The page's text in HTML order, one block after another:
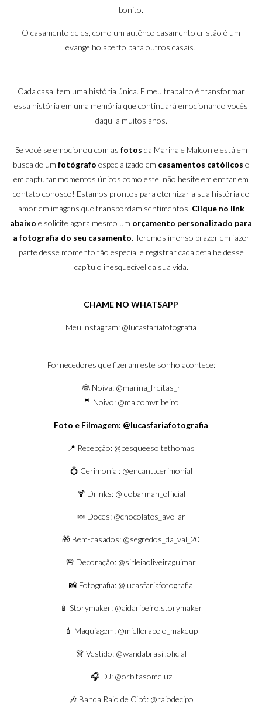
bonito.
O casamento deles, como um autênco casamento cristão é um
evangelho aberto para outros casais!
Cada casal tem uma história única. E meu trabalho é transformar
essa história em uma memória que continuará emocionando vocês
daqui a muitos anos.
Se você se emocionou com as fotos da Marina e Malcon e está em
busca de um fotógrafo especializado em casamentos católicos e
em capturar momentos únicos como este, não hesite em entrar em
contato conosco! Estamos prontos para eternizar a sua história de
amor em imagens que transbordam sentimentos. Clique no link
abaixo e solicite agora mesmo um orçamento personalizado para
a fotografia do seu casamento. Teremos imenso prazer em fazer
parte desse momento tão especial e registrar cada detalhe desse
capítulo inesquecível da sua vida.
CHAME NO WHATSAPP
Meu instagram: @lucasfariafotografia
Fornecedores que fizeram este sonho acontece:
👰 Noiva: @marina_freitas_r
🤵 Noivo: @malcomvribeiro
Foto e Filmagem: @lucasfariafotografia
📍 Recepção: @pesqueesoltethomas
💍 Cerimonial: @encanttcerimonial
🍹 Drinks: @leobarman_official
🍬 Doces: @chocolates_avellar
🎁 Bem-casados: @segredos_da_val_20
🌸 Decoração: @sirleiaoliveiraguimar
📸 Fotografia: @lucasfariafotografia
📱 Storymaker: @aidaribeiro.storymaker
💄 Maquiagem: @miellerabelo_makeup
👗 Vestido: @wandabrasil.oficial
🎧 DJ: @orbitasomeluz
🎶 Banda Raio de Cipó: @raiodecipo